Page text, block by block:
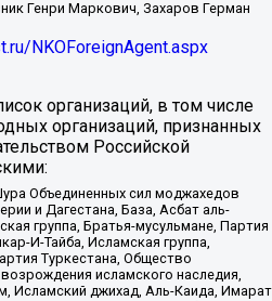
Генри Маркович, Захаров Герман
NKOForeignAgent.aspx
организаций, в том числе
организаций, признанных
Российской
Объединенных сил моджахедов
и Дагестана, База, Асбат аль-
группа, Братья-мусульмане, Партия
И-Тайба, Исламская группа,
Туркестана, Общество
исламского наследия,
Исламский джихад, Аль-Каида, Имарат